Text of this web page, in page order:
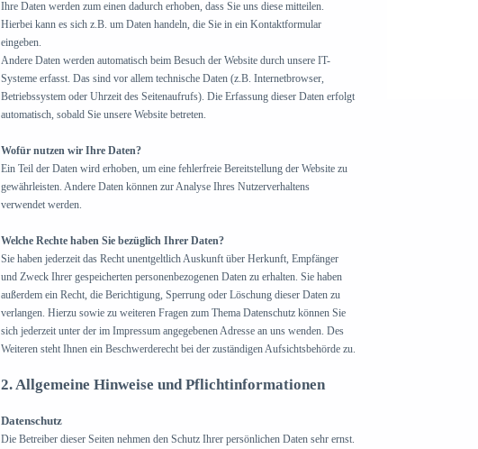
Ihre Daten werden zum einen dadurch erhoben, dass Sie uns diese mitteilen.
Hierbei kann es sich z.B. um Daten handeln, die Sie in ein Kontaktformular
eingeben.
Andere Daten werden automatisch beim Besuch der Website durch unsere IT-
Systeme erfasst. Das sind vor allem technische Daten (z.B. Internetbrowser,
Betriebssystem oder Uhrzeit des Seitenaufrufs). Die Erfassung dieser Daten erfolgt
automatisch, sobald Sie unsere Website betreten.
Wofür nutzen wir Ihre Daten?
Ein Teil der Daten wird erhoben, um eine fehlerfreie Bereitstellung der Website zu
gewährleisten. Andere Daten können zur Analyse Ihres Nutzerverhaltens
verwendet werden.
Welche Rechte haben Sie bezüglich Ihrer Daten?
Sie haben jederzeit das Recht unentgeltlich Auskunft über Herkunft, Empfänger
und Zweck Ihrer gespeicherten personenbezogenen Daten zu erhalten. Sie haben
außerdem ein Recht, die Berichtigung, Sperrung oder Löschung dieser Daten zu
verlangen. Hierzu sowie zu weiteren Fragen zum Thema Datenschutz können Sie
sich jederzeit unter der im Impressum angegebenen Adresse an uns wenden. Des
Weiteren steht Ihnen ein Beschwerderecht bei der zuständigen Aufsichtsbehörde zu.
2. Allgemeine Hinweise und Pflichtinformationen
Datenschutz
Die Betreiber dieser Seiten nehmen den Schutz Ihrer persönlichen Daten sehr ernst.